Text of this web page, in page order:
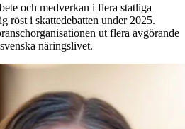
och medverkan i flera statliga
röst i skattedebatten under 2025.
ut flera avgörande
näringslivet.